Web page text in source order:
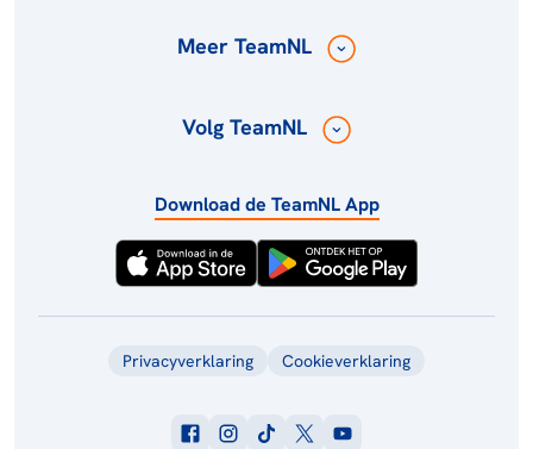
Meer TeamNL
Volg TeamNL
Download de TeamNL App
Privacyverklaring Cookieverklaring